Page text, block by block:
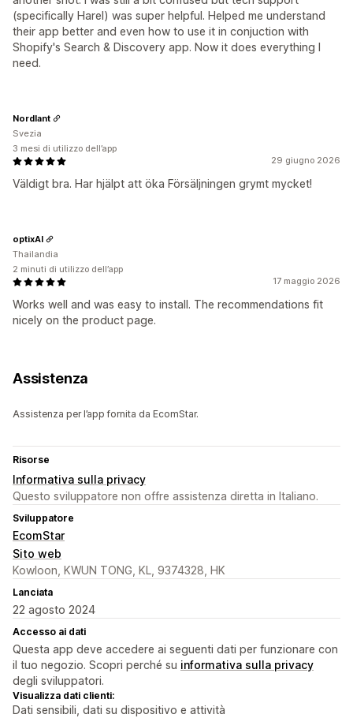
(specifically Harel) was super helpful. Helped me understand
their app better and even how to use it in conjuction with
Shopify's Search & Discovery app. Now it does everything I
need.
29 giugno 2026
Väldigt bra. Har hjälpt att öka Försäljningen grymt mycket!
Nordlant
Svezia
3 mesi di utilizzo dell’app
17 maggio 2026
Works well and was easy to install. The recommendations fit
nicely on the product page.
optixAI
Thailandia
2 minuti di utilizzo dell’app
Assistenza
Assistenza per l’app fornita da EcomStar.
Risorse
Informativa sulla privacy
Questo sviluppatore non offre assistenza diretta in Italiano.
Sviluppatore
EcomStar
Sito web
Kowloon, KWUN TONG, KL, 9374328, HK
Lanciata
22 agosto 2024
Accesso ai dati
Questa app deve accedere ai seguenti dati per funzionare con
il tuo negozio. Scopri perché su informativa sulla privacy
degli sviluppatori.
Visualizza dati clienti:
Dati sensibili, dati su dispositivo e attività